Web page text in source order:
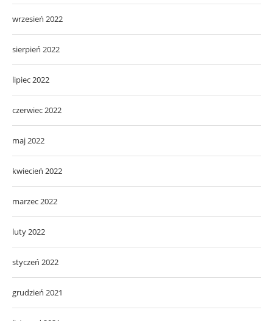
wrzesień 2022
sierpień 2022
lipiec 2022
czerwiec 2022
maj 2022
kwiecień 2022
marzec 2022
luty 2022
styczeń 2022
grudzień 2021